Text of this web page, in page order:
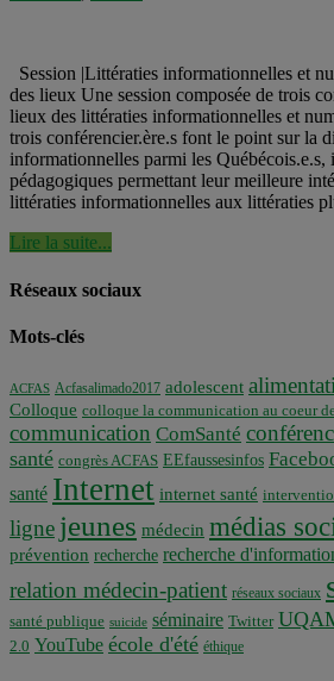
Session |Littératies informationnelles et
des lieux Une session composée de trois
lieux des littératies informationnelles et
trois conférencier.ère.s font le point sur la
informationnelles parmi les Québécois.e.s,
pédagogiques permettant leur meilleure
littératies informationnelles aux littératies
Lire la suite...
Réseaux sociaux
Mots-clés
ACFAS Acfasalimado2017 adolescent
Colloque colloque la communication au coeur
communication ComSanté
santé congrès ACFAS EEfaussesinfos
santé Internet internet santé
ligne jeunes médecin médias
prévention recherche recherche
relation médecin-patient réseaux sociaux
santé publique suicide séminaire Twitter
2.0 YouTube école d'été éthique